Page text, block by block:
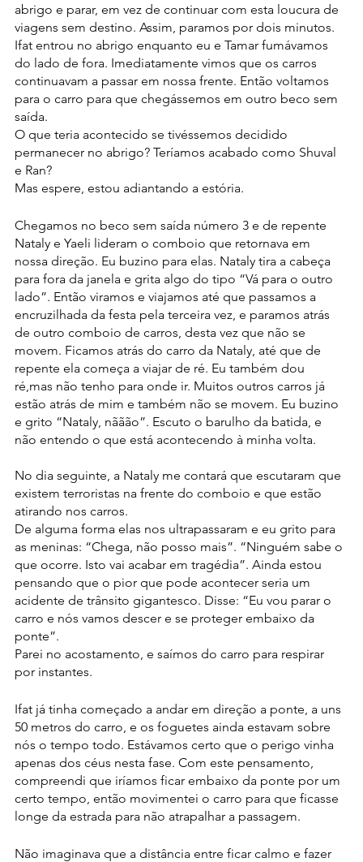
abrigo e parar, em vez de continuar com esta loucura de
viagens sem destino. Assim, paramos por dois minutos.
Ifat entrou no abrigo enquanto eu e Tamar fumávamos
do lado de fora. Imediatamente vimos que os carros
continuavam a passar em nossa frente. Então voltamos
para o carro para que chegássemos em outro beco sem
saída.
O que teria acontecido se tivéssemos decidido
permanecer no abrigo? Teríamos acabado como Shuval
e Ran?
Mas espere, estou adiantando a estória.
Chegamos no beco sem saída número 3 e de repente
Nataly e Yaeli lideram o comboio que retornava em
nossa direção. Eu buzino para elas. Nataly tira a cabeça
para fora da janela e grita algo do tipo “Vá para o outro
lado”. Então viramos e viajamos até que passamos a
encruzilhada da festa pela terceira vez, e paramos atrás
de outro comboio de carros, desta vez que não se
movem. Ficamos atrás do carro da Nataly, até que de
repente ela começa a viajar de ré. Eu também dou
ré,mas não tenho para onde ir. Muitos outros carros já
estão atrás de mim e também não se movem. Eu buzino
e grito “Nataly, nããão”. Escuto o barulho da batida, e
não entendo o que está acontecendo à minha volta.
No dia seguinte, a Nataly me contará que escutaram que
existem terroristas na frente do comboio e que estão
atirando nos carros.
De alguma forma elas nos ultrapassaram e eu grito para
as meninas: “Chega, não posso mais”. “Ninguém sabe o
que ocorre. Isto vai acabar em tragédia”. Ainda estou
pensando que o pior que pode acontecer seria um
acidente de trânsito gigantesco. Disse: “Eu vou parar o
carro e nós vamos descer e se proteger embaixo da
ponte”.
Parei no acostamento, e saímos do carro para respirar
por instantes.
Ifat já tinha começado a andar em direção a ponte, a uns
50 metros do carro, e os foguetes ainda estavam sobre
nós o tempo todo. Estávamos certo que o perigo vinha
apenas dos céus nesta fase. Com este pensamento,
compreendi que iríamos ficar embaixo da ponte por um
certo tempo, então movimentei o carro para que ficasse
longe da estrada para não atrapalhar a passagem.
Não imaginava que a distância entre ficar calmo e fazer